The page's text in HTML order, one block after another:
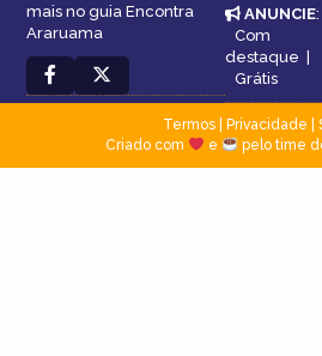
mais no guia Encontra
Araruama
ANUNCIE:
Com
destaque |
Grátis
Termos| Privacidade
Criado com
e pelo time